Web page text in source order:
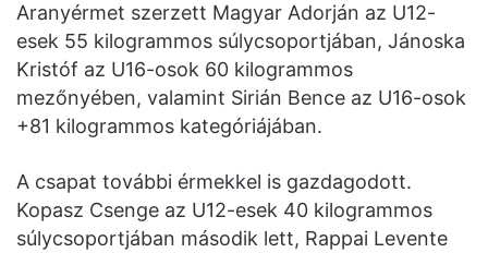
Aranyérmet szerzett Magyar Adorján az U12-
esek 55 kilogrammos súlycsoportjában, Jánoska
Kristóf az U16-osok 60 kilogrammos
mezőnyében, valamint Sirián Bence az U16-osok
+81 kilogrammos kategóriájában.
A csapat további érmekkel is gazdagodott.
Kopasz Csenge az U12-esek 40 kilogrammos
súlycsoportjában második lett, Rappai Levente